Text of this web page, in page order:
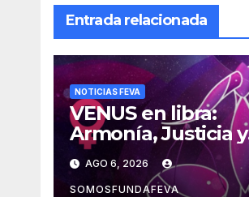
Entrada relacionada
NOTICIAS FEVA
VENUS en libra:
Armonía, Justicia y
Diplomacia
AGO 6, 2026
SOMOSFUNDAFEVA